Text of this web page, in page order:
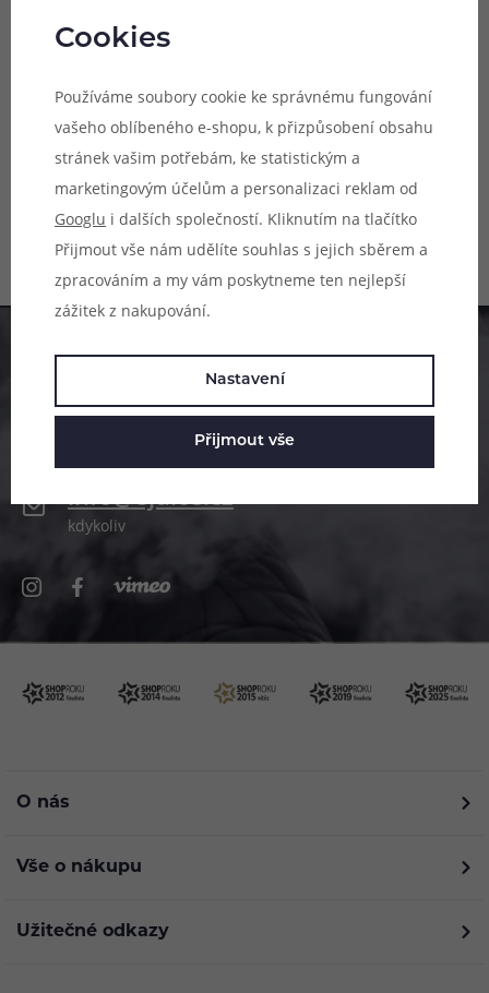
1 barva
Podložka SQuape Vape
Podložka na stůl pro DIY vaping,
rozměry 600 x 300 mm, stylový
designový doplněk, logo výrobce
SQuape, balení 1 ks.
Skladem online poslední kus
Nedostupné na prodejnách
249 Kč
Podložka na stůl pro DIY vaping,
rozměry 600 x 350 mm, stylový
designový doplněk, logo
modelové série Vapefly Siegfried,
Skladem online
349 Kč
Pomůžeme vám s výběrem
483 51 51 31
Po–Pá: 09:00–17:00
info@ejuice.cz
kdykoliv
O nás
Vše o nákupu
Užitečné odkazy
Cookies
Používáme soubory cookie ke správnému fungování
vašeho oblíbeného e-shopu, k přizpůsobení obsahu
stránek vašim potřebám, ke statistickým a
marketingovým účelům a personalizaci reklam od
Googlu i dalších společností. Kliknutím na tlačítko
Přijmout vše nám udělíte souhlas s jejich sběrem a
zpracováním a my vám poskytneme ten nejlepší
zážitek z nakupování.
Nastavení
Přijmout vše